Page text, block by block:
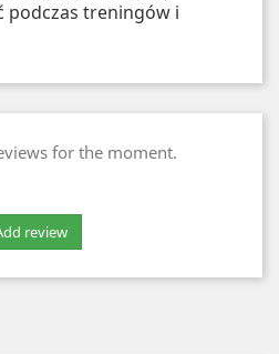
podczas treningów i
for the moment.